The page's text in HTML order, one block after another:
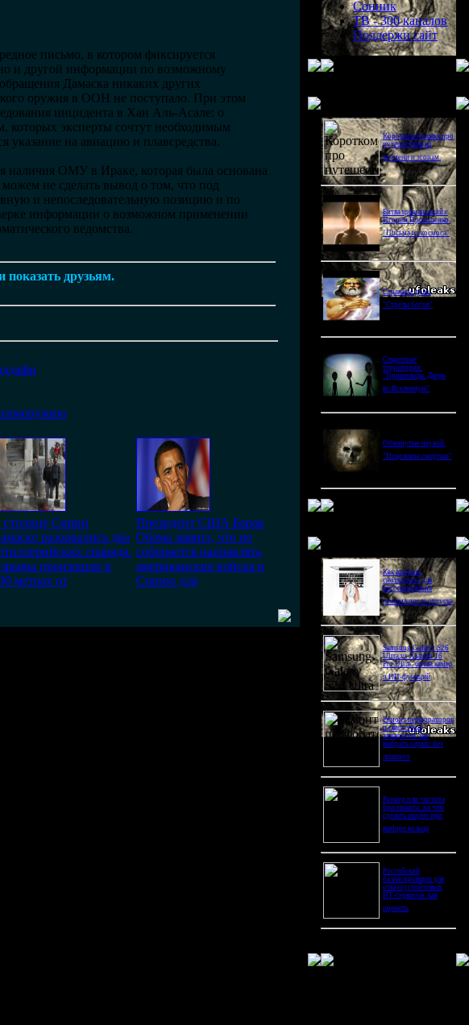
письмо, в котором фиксируется
и другой информации по возможному
Дамаска никаких других
оружия в ООН не поступало. При этом
инцидента в Хан Аль-Асале: о
которых эксперты сочтут необходимым
указание на авиацию и плавсредства.
наличия ОМУ в Ираке, которая была основана
не сделать вывод о том, что под
и непоследовательную позицию и по
информации о возможном применении
ведомства.
показать друзьям.
химоружию
столице Сирии
разорвались два
снаряда.
произошли в
метрах от
Президент США Барак
Обама заявил, что не
собирается направлять
американские войска в
Сирию для
Сонник
ТВ - 300 каналов
Поддержи сайт
Короткометражка про
путешествия во
времени и эгоизм.
Битва цивилизаций с
Игорем Прокопенко.
"Письма из космоса"
Странное дело.
"Стрелы богов"
Секретные
территории.
"Пришельцы. Дверь
во Вселенную"
Обманутые наукой.
"Исцеление смертью"
Как выбрать
снотворное для
восстановления
режима после отпуска
Samsung Galaxy S26
Ultra vs Xiaomi 16
Pro Ultra: битва камер
и ИИ-функций
Ремонт перфораторов
и сварочных
аппаратов: как
выбрать сервис без
лишнего
Размер или чистота
бриллианта: на чем
сделать акцент при
выборе кольца
Российский
балансировщик для
отказоустойчивых
ИТ-сервисов: как
оценить